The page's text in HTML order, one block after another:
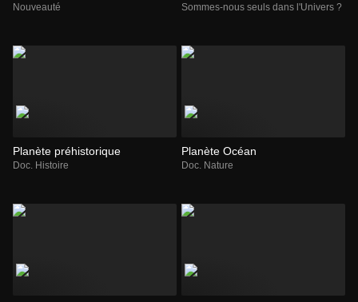
Nouveauté Sommes-nous seuls dans l'Univers ?
Planète préhistorique
Doc. Histoire
Planète Océan
Doc. Nature